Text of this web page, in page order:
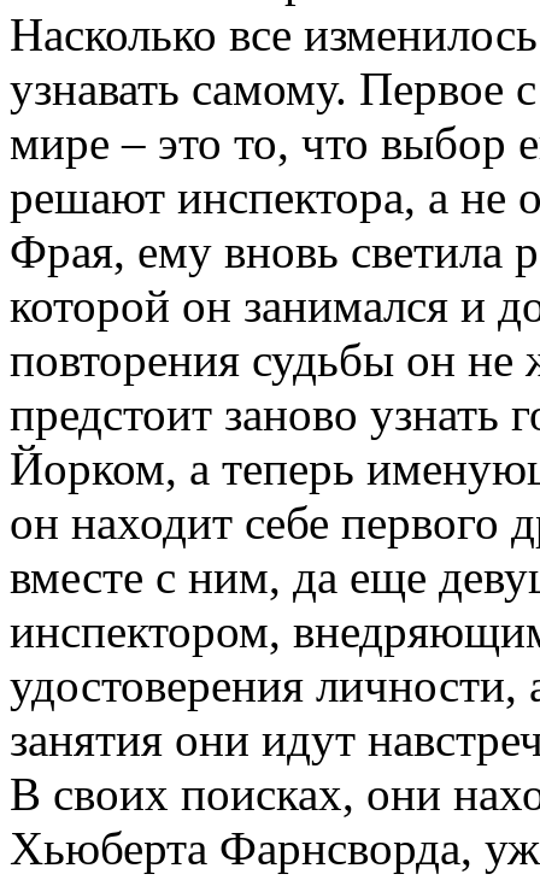
Насколько все
узнавать самому. Первое
мире – это то, что выбор
решают инспектора, а не
Фрая, ему вновь светила
которой он занимался и
повторения судьбы он не
предстоит заново
Йорком, а теперь
он находит себе первого
вместе с ним, да еще
инспектором,
удостоверения личности,
занятия они идут
В своих поисках, они
Хьюберта Фарнсворда,